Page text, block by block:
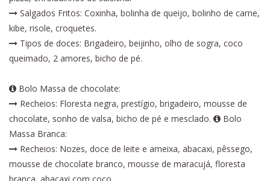
Salgados Fritos: Coxinha, bolinha de queijo, bolinho de carne,
kibe, risole, croquetes.
Tipos de doces: Brigadeiro, beijinho, olho de sogra, coco
queimado, 2 amores, bicho de pé.
Bolo Massa de chocolate:
Recheios: Floresta negra, prestígio, brigadeiro, mousse de
chocolate, sonho de valsa, bicho de pé e mesclado.
Bolo
Massa Branca:
Recheios: Nozes, doce de leite e ameixa, abacaxi, pêssego,
mousse de chocolate branco, mousse de maracujá, floresta